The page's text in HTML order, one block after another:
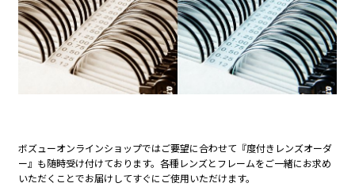
ボズューオンラインショップではご要望に合わせて『度付きレンズオーダ
ー』も随時受け付けております。各種レンズとフレームをご一緒にお求め
いただくことでお届けしてすぐにご使用いただけます。